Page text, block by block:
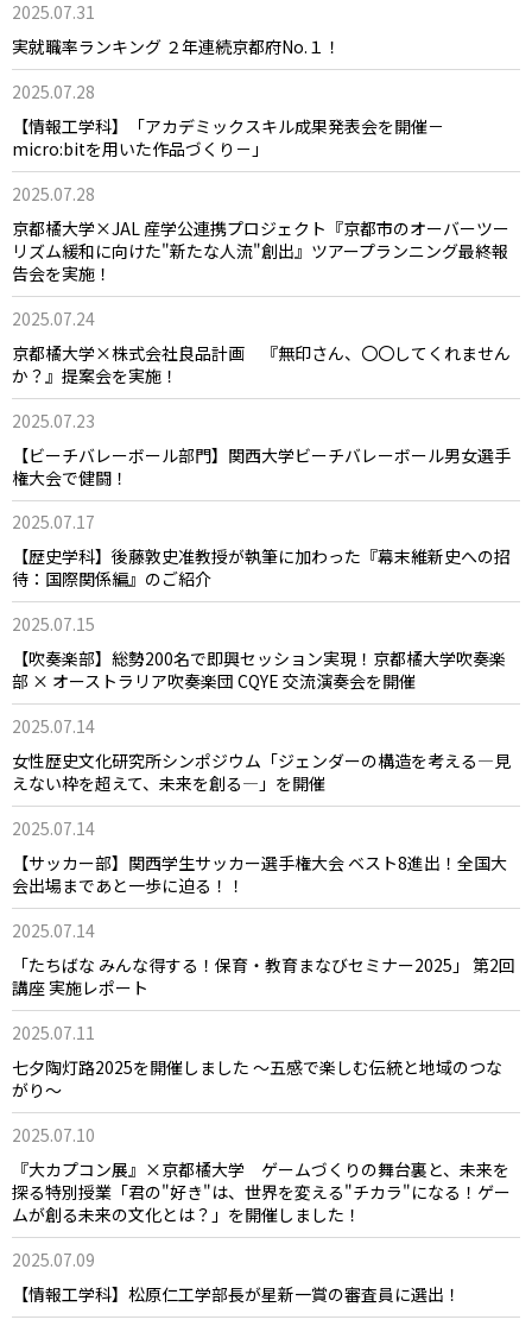
2025.07.31
実就職率ランキング ２年連続京都府No.１！
2025.07.28
【情報工学科】「アカデミックスキル成果発表会を開催－
micro:bitを用いた作品づくり－」
2025.07.28
京都橘大学×JAL 産学公連携プロジェクト『京都市のオーバーツー
リズム緩和に向けた"新たな人流"創出』ツアープランニング最終報
告会を実施！
2025.07.24
京都橘大学×株式会社良品計画 『無印さん、〇〇してくれません
か？』提案会を実施！
2025.07.23
【ビーチバレーボール部門】関西大学ビーチバレーボール男女選手
権大会で健闘！
2025.07.17
【歴史学科】後藤敦史准教授が執筆に加わった『幕末維新史への招
待：国際関係編』のご紹介
2025.07.15
【吹奏楽部】総勢200名で即興セッション実現！京都橘大学吹奏楽
部 × オーストラリア吹奏楽団 CQYE 交流演奏会を開催
2025.07.14
女性歴史文化研究所シンポジウム「ジェンダーの構造を考える―見
えない枠を超えて、未来を創る―」を開催
2025.07.14
【サッカー部】関西学生サッカー選手権大会 ベスト8進出！全国大
会出場まであと一歩に迫る！！
2025.07.14
「たちばな みんな得する！保育・教育まなびセミナー2025」 第2回
講座 実施レポート
2025.07.11
七夕陶灯路2025を開催しました 〜五感で楽しむ伝統と地域のつな
がり〜
2025.07.10
『大カプコン展』×京都橘大学 ゲームづくりの舞台裏と、未来を
探る特別授業「君の"好き"は、世界を変える"チカラ"になる！ゲー
ムが創る未来の文化とは？」を開催しました！
2025.07.09
【情報工学科】松原仁工学部長が星新一賞の審査員に選出！